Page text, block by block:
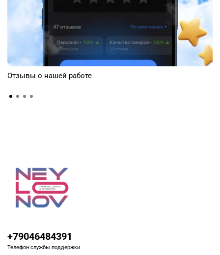
Отзывы о нашей работе
+79046484391
Телефон службы поддержки